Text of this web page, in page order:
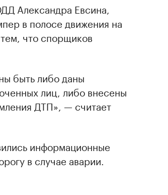
Александра Евсина,
в полосе движения на
что спорщиков
быть либо даны
лиц, либо внесены
ДТП», — считает
информационные
в случае аварии.